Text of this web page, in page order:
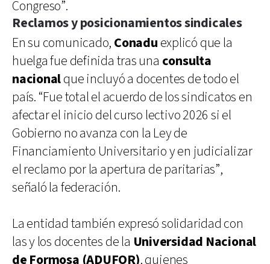
Congreso”.
Reclamos y posicionamientos sindicales
En su comunicado, Conadu explicó que la
huelga fue definida tras una consulta
nacionalque incluyó a docentes de todo el
país. “Fue total el acuerdo de los sindicatos en
afectar el inicio del curso lectivo 2026 si el
Gobierno no avanza con la Ley de
Financiamiento Universitario y en judicializar
el reclamo por la apertura de paritarias”,
señaló la federación.
La entidad también expresó solidaridad con
las y los docentes de la Universidad Nacional
de Formosa (ADUFOR), quienes